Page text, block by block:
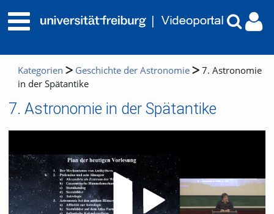
Kategorien Geschichte der Astronomie
7. Astronomie
in der Spätantike
7. Astronomie in der Spätantike